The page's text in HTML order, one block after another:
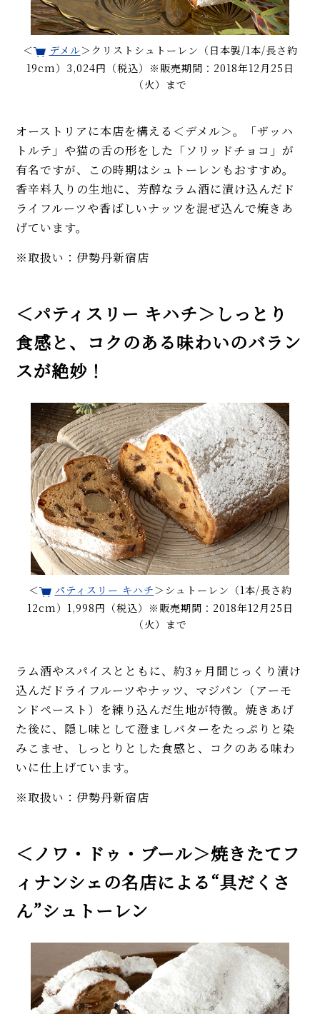
＜ デメル＞クリストシュトーレン（日本製/1本/長さ約
19cm）3,024円（税込）※販売期間：2018年12月25日
（火）まで
オーストリアに本店を構える＜デメル＞。「ザッハ
トルテ」や猫の舌の形をした「ソリッドチョコ」が
有名ですが、この時期はシュトーレンもおすすめ。
香辛料入りの生地に、芳醇なラム酒に漬け込んだド
ライフルーツや香ばしいナッツを混ぜ込んで焼きあ
げています。
※取扱い：伊勢丹新宿店
＜パティスリー キハチ＞しっとり
食感と、コクのある味わいのバラン
スが絶妙！
＜ パティスリー キハチ＞シュトーレン（1本/長さ約
12cm）1,998円（税込）※販売期間：2018年12月25日
（火）まで
ラム酒やスパイスとともに、約3ヶ月間じっくり漬け
込んだドライフルーツやナッツ、マジパン（アーモ
ンドペースト）を練り込んだ生地が特徴。焼きあげ
た後に、隠し味として澄ましバターをたっぷりと染
みこませ、しっとりとした食感と、コクのある味わ
いに仕上げています。
※取扱い：伊勢丹新宿店
＜ノワ・ドゥ・ブール＞焼きたてフ
ィナンシェの名店による“具だくさ
ん”シュトーレン